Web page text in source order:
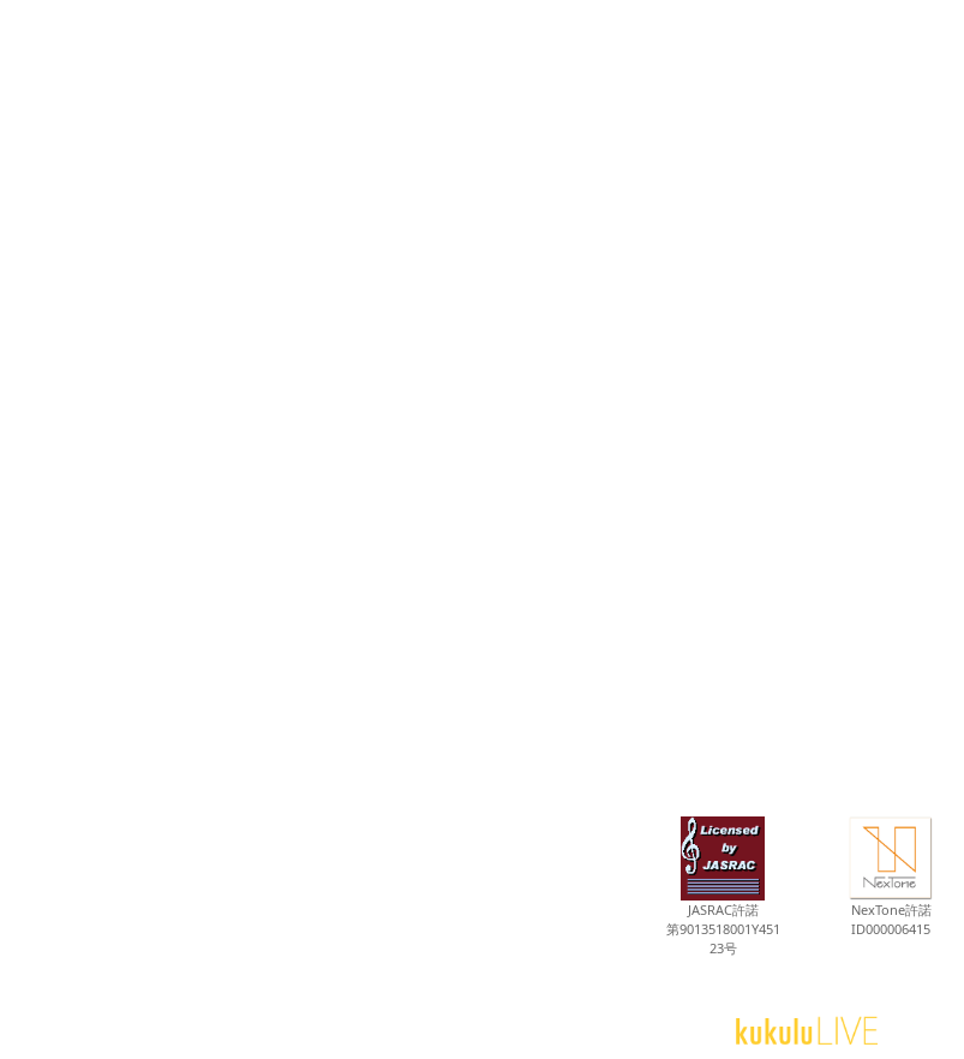
JASRAC許諾
第9013518001Y451
23号
NexTone許諾
ID000006415